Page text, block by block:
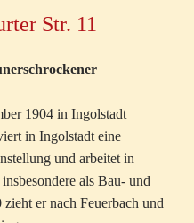
Str. 11
1904 in Ingolstadt
in Ingolstadt eine
und arbeitet in
als Bau- und
er nach Feuerbach und